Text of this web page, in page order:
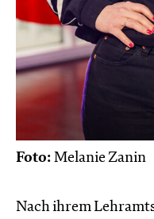
Foto: Melanie Zanin
Nach ihrem